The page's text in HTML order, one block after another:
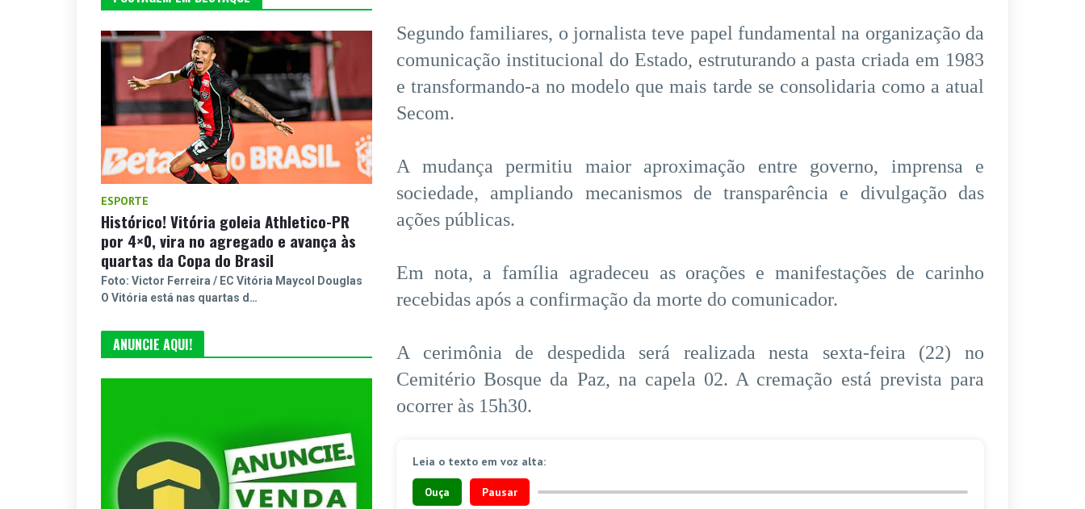
Segundo familiares, o jornalista teve papel fundamental na organização da
comunicação institucional do Estado, estruturando a pasta criada em 1983
e transformando-a no modelo que mais tarde se consolidaria como a atual
Secom.
A mudança permitiu maior aproximação entre governo, imprensa e
sociedade, ampliando mecanismos de transparência e divulgação das
ações públicas.
Em nota, a família agradeceu as orações e manifestações de carinho
recebidas após a confirmação da morte do comunicador.
A cerimônia de despedida será realizada nesta sexta-feira (22) no
Cemitério Bosque da Paz, na capela 02. A cremação está prevista para
ocorrer às 15h30.
Leia o texto em voz alta:
Ouça Pausar
ESPORTE
Histórico! Vitória goleia Athletico-PR
por 4×0, vira no agregado e avança às
quartas da Copa do Brasil
Foto: Victor Ferreira / EC Vitória Maycol Douglas
O Vitória está nas quartas d…
ANUNCIE AQUI!